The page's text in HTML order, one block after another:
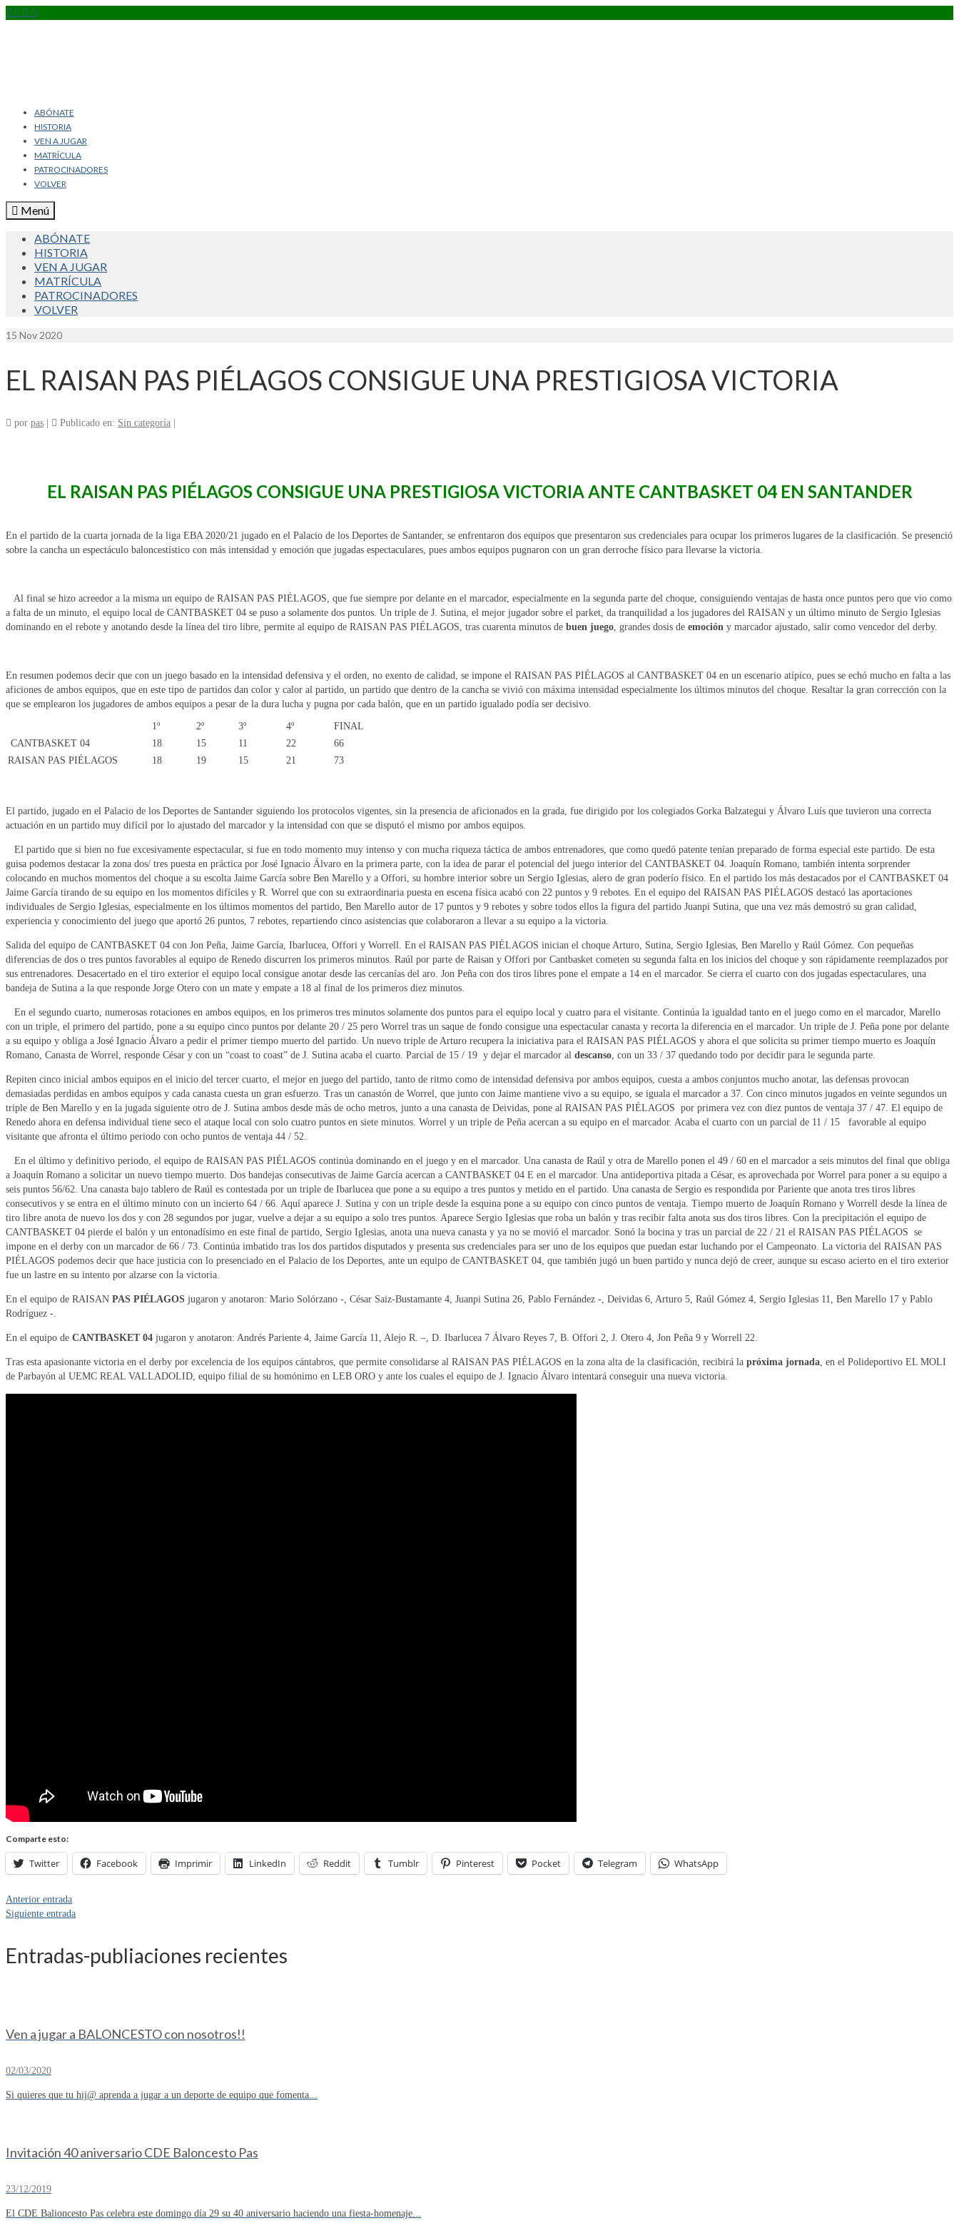
ABÓNATE
HISTORIA
VEN A JUGAR
MATRÍCULA
PATROCINADORES
VOLVER
Menú
ABÓNATE
HISTORIA
VEN A JUGAR
MATRÍCULA
PATROCINADORES
VOLVER
15 Nov 2020
EL RAISAN PAS PIÉLAGOS CONSIGUE UNA PRESTIGIOSA VICTORIA
por pas Publicado en: Sin categoría
EL RAISAN PAS PIÉLAGOS CONSIGUE UNA PRESTIGIOSA VICTORIA ANTE CANTBASKET 04 EN SANTANDER
En el partido de la cuarta jornada de la liga EBA 2020/21 jugado en el Palacio de los Deportes de Santander, se enfrentaron dos equipos que presentaron sus credenciales para ocupar los primeros lugares de la clasificación. Se presenció
sobre la cancha un espectáculo baloncestístico con más intensidad y emoción que jugadas espectaculares, pues ambos equipos pugnaron con un gran derroche físico para llevarse la victoria.
Al final se hizo acreedor a la misma un equipo de RAISAN PAS PIÉLAGOS, que fue siempre por delante en el marcador, especialmente en la segunda parte del choque, consiguiendo ventajas de hasta once puntos pero que vio como
a falta de un minuto, el equipo local de CANTBASKET 04 se puso a solamente dos puntos. Un triple de J. Sutina, el mejor jugador sobre el parket, da tranquilidad a los jugadores del RAISAN y un último minuto de Sergio Iglesias
dominando en el rebote y anotando desde la línea del tiro libre, permite al equipo de RAISAN PAS PIÉLAGOS, tras cuarenta minutos de buen juego , grandes dosis de emoción y marcador ajustado, salir como vencedor del derby.
En resumen podemos decir que con un juego basado en la intensidad defensiva y el orden, no exento de calidad, se impone el RAISAN PAS PIÉLAGOS al CANTBASKET 04 en un escenario atípico, pues se echó mucho en falta a las
aficiones de ambos equipos, que en este tipo de partidos dan color y calor al partido, un partido que dentro de la cancha se vivió con máxima intensidad especialmente los últimos minutos del choque. Resaltar la gran corrección con la
que se emplearon los jugadores de ambos equipos a pesar de la dura lucha y pugna por cada balón, que en un partido igualado podía ser decisivo.
1º 2º 3º 4º
FINAL
CANTBASKET 04
18 15 11 22
66
RAISAN PAS PIÉLAGOS
18 19 15 21 73
El partido, jugado en el Palacio de los Deportes de Santander siguiendo los protocolos vigentes, sin la presencia de aficionados en la grada, fue dirigido por los colegiados Gorka Balzategui y Álvaro Luís que tuvieron una correcta
actuación en un partido muy difícil por lo ajustado del marcador y la intensidad con que se disputó el mismo por ambos equipos.
El partido que si bien no fue excesivamente espectacular, si fue en todo momento muy intenso y con mucha riqueza táctica de ambos entrenadores, que como quedó patente tenían preparado de forma especial este partido. De esta
guisa podemos destacar la zona dos/ tres puesta en práctica por José Ignacio Álvaro en la primera parte, con la idea de parar el potencial del juego interior del CANTBASKET 04. Joaquín Romano, también intenta sorprender
colocando en muchos momentos del choque a su escolta Jaime García sobre Ben Marello y a Offori, su hombre interior sobre un Sergio Iglesias, alero de gran poderío físico. En el partido los más destacados por el CANTBASKET 04
Jaime García tirando de su equipo en los momentos difíciles y R. Worrel que con su extraordinaria puesta en escena física acabó con 22 puntos y 9 rebotes. En el equipo del RAISAN PAS PIÉLAGOS destacó las aportaciones
individuales de Sergio Iglesias, especialmente en los últimos momentos del partido, Ben Marello autor de 17 puntos y 9 rebotes y sobre todos ellos la figura del partido Juanpi Sutina, que una vez más demostró su gran calidad,
experiencia y conocimiento del juego que aportó 26 puntos, 7 rebotes, repartiendo cinco asistencias que colaboraron a llevar a su equipo a la victoria.
Salida del equipo de CANTBASKET 04 con Jon Peña, Jaime García, Ibarlucea, Offori y Worrell. En el RAISAN PAS PIÉLAGOS inician el choque Arturo, Sutina, Sergio Iglesias, Ben Marello y Raúl Gómez. Con pequeñas
diferencias de dos o tres puntos favorables al equipo de Renedo discurren los primeros minutos. Raúl por parte de Raisan y Offori por Cantbasket cometen su segunda falta en los inicios del choque y son rápidamente reemplazados por
sus entrenadores. Desacertado en el tiro exterior el equipo local consigue anotar desde las cercanías del aro. Jon Peña con dos tiros libres pone el empate a 14 en el marcador. Se cierra el cuarto con dos jugadas espectaculares, una
bandeja de Sutina a la que responde Jorge Otero con un mate y empate a 18 al final de los primeros diez minutos.
En el segundo cuarto, numerosas rotaciones en ambos equipos, en los primeros tres minutos solamente dos puntos para el equipo local y cuatro para el visitante. Continúa la igualdad tanto en el juego como en el marcador, Marello
con un triple, el primero del partido, pone a su equipo cinco puntos por delante 20 / 25 pero Worrel tras un saque de fondo consigue una espectacular canasta y recorta la diferencia en el marcador. Un triple de J. Peña pone por delante
a su equipo y obliga a José Ignacio Álvaro a pedir el primer tiempo muerto del partido. Un nuevo triple de Arturo recupera la iniciativa para el RAISAN PAS PIÉLAGOS y ahora el que solicita su primer tiempo muerto es Joaquín
Romano, Canasta de Worrel, responde César y con un “coast to coast” de J. Sutina acaba el cuarto. Parcial de 15 / 19 y dejar el marcador al descanso , con un 33 / 37 quedando todo por decidir para le segunda parte.
Repiten cinco inicial ambos equipos en el inicio del tercer cuarto, el mejor en juego del partido, tanto de ritmo como de intensidad defensiva por ambos equipos, cuesta a ambos conjuntos mucho anotar, las defensas provocan
demasiadas perdidas en ambos equipos y cada canasta cuesta un gran esfuerzo. Tras un canastón de Worrel, que junto con Jaime mantiene vivo a su equipo, se iguala el marcador a 37. Con cinco minutos jugados en veinte segundos un
triple de Ben Marello y en la jugada siguiente otro de J. Sutina ambos desde más de ocho metros, junto a una canasta de Deividas, pone al RAISAN PAS PIÉLAGOS por primera vez con diez puntos de ventaja 37 / 47. El equipo de
Renedo ahora en defensa individual tiene seco el ataque local con solo cuatro puntos en siete minutos. Worrel y un triple de Peña acercan a su equipo en el marcador. Acaba el cuarto con un parcial de 11 / 15 favorable al equipo
visitante que afronta el último periodo con ocho puntos de ventaja 44 / 52.
En el último y definitivo periodo, el equipo de RAISAN PAS PIÉLAGOS continúa dominando en el juego y en el marcador. Una canasta de Raúl y otra de Marello ponen el 49 / 60 en el marcador a seis minutos del final que obliga
a Joaquín Romano a solicitar un nuevo tiempo muerto. Dos bandejas consecutivas de Jaime García acercan a CANTBASKET 04 E en el marcador. Una antideportiva pitada a César, es aprovechada por Worrel para poner a su equipo a
seis puntos 56/62. Una canasta bajo tablero de Raúl es contestada por un triple de Ibarlucea que pone a su equipo a tres puntos y metido en el partido. Una canasta de Sergio es respondida por Pariente que anota tres tiros libres
consecutivos y se entra en el último minuto con un incierto 64 / 66. Aquí aparece J. Sutina y con un triple desde la esquina pone a su equipo con cinco puntos de ventaja. Tiempo muerto de Joaquín Romano y Worrell desde la línea de
tiro libre anota de nuevo los dos y con 28 segundos por jugar, vuelve a dejar a su equipo a solo tres puntos. Aparece Sergio Iglesias que roba un balón y tras recibir falta anota sus dos tiros libres. Con la precipitación el equipo de
CANTBASKET 04 pierde el balón y un entonadísimo en este final de partido, Sergio Iglesias, anota una nueva canasta y ya no se movió el marcador. Sonó la bocina y tras un parcial de 22 / 21 el RAISAN PAS PIÉLAGOS se
impone en el derby con un marcador de 66 / 73. Continúa imbatido tras los dos partidos disputados y presenta sus credenciales para ser uno de los equipos que puedan estar luchando por el Campeonato. La victoria del RAISAN PAS
PIÉLAGOS podemos decir que hace justicia con lo presenciado en el Palacio de los Deportes, ante un equipo de CANTBASKET 04, que también jugó un buen partido y nunca dejó de creer, aunque su escaso acierto en el tiro exterior
fue un lastre en su intento por alzarse con la victoria.
En el equipo de RAISAN PAS PIÉLAGOS jugaron y anotaron: Mario Solórzano -, César Saiz-Bustamante 4, Juanpi Sutina 26, Pablo Fernández -, Deividas 6, Arturo 5, Raúl Gómez 4, Sergio Iglesias 11, Ben Marello 17 y Pablo
Rodríguez -.
En el equipo de CANTBASKET 04 jugaron y anotaron: Andrés Pariente 4, Jaime García 11, Alejo R. –, D. Ibarlucea 7 Álvaro Reyes 7, B. Offori 2, J. Otero 4, Jon Peña 9 y Worrell 22.
Tras esta apasionante victoria en el derby por excelencia de los equipos cántabros, que permite consolidarse al RAISAN PAS PIÉLAGOS en la zona alta de la clasificación, recibirá la próxima jornada , en el Polideportivo EL MOLI
de Parbayón al UEMC REAL VALLADOLID, equipo filial de su homónimo en LEB ORO y ante los cuales el equipo de J. Ignacio Álvaro intentará conseguir una nueva victoria.
Comparte esto:
Twitter Facebook Imprimir LinkedIn Reddit Tumblr Pinterest Pocket Telegram WhatsApp
Anterior entrada
Siguiente entrada
Entradas-publiaciones recientes
Ven a jugar a BALONCESTO con nosotros!!
02/03/2020
Si quieres que tu hij@ aprenda a jugar a un deporte de equipo que fomenta...
Invitación 40 aniversario CDE Baloncesto Pas
23/12/2019
El CDE Balioncesto Pas celebra este domingo día 29 su 40 aniversario haciendo una fiesta-homenaje...